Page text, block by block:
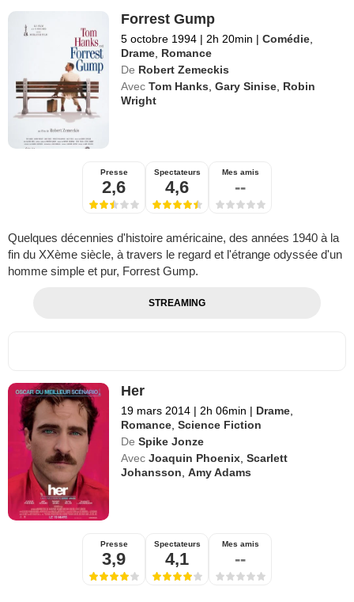
Forrest Gump
5 octobre 1994 | 2h 20min | Comédie,
Drame, Romance
De Robert Zemeckis
Avec Tom Hanks,Gary Sinise, Robin
Wright
Presse
2,6
Spectateurs
4,6
Mes amis
--
Quelques décennies d'histoire américaine, des années 1940 à la
fin du XXème siècle, à travers le regard et l'étrange odyssée d'un
homme simple et pur, Forrest Gump.
STREAMING
Her
19 mars 2014 | 2h 06min | Drame,
Romance,Science Fiction
De Spike Jonze
Avec Joaquin Phoenix,Scarlett
Johansson,Amy Adams
Presse
3,9
Spectateurs
4,1
Mes amis
--